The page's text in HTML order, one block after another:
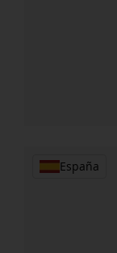
España